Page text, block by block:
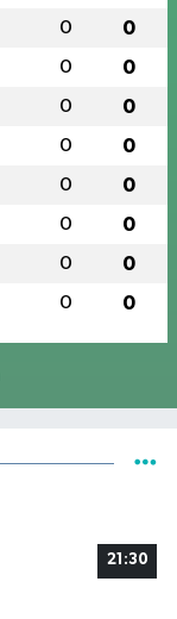
0 0
0 0
0 0
0 0
0 0
0 0
0 0
0 0
21:30